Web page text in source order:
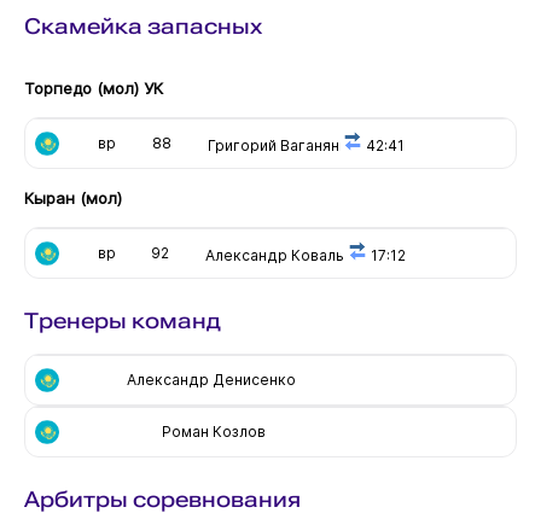
Скамейка запасных
Торпедо (мол) УК
вр 88 Григорий Ваганян 42:41
Кыран (мол)
вр 92 Александр Коваль 17:12
Тренеры команд
Александр Денисенко
Роман Козлов
Арбитры соревнования